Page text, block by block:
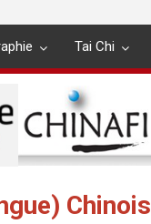
Tai Chi
Chinois